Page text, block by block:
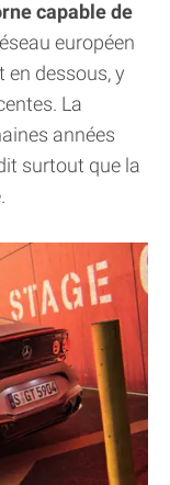
capable de
européen
dessous, y
La
années
surtout que la